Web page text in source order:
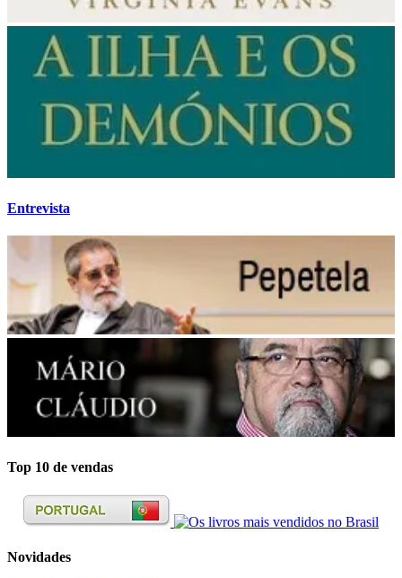
Entrevista
Top 10 de vendas
Novidades